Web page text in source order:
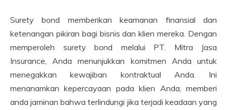
Surety bond memberikan keamanan finansial dan
ketenangan pikiran bagi bisnis dan klien mereka. Dengan
memperoleh surety bond melalui PT. Mitra Jasa
Insurance, Anda menunjukkan komitmen Anda untuk
menegakkan kewajiban kontraktual Anda. Ini
menanamkan kepercayaan pada klien Anda, memberi
anda jaminan bahwa terlindungi jika terjadi keadaan yang